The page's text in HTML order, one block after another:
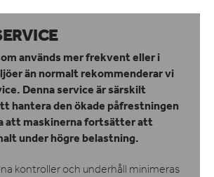
används mer frekvent eller i
än normalt rekommenderar vi
Denna service är särskilt
hantera den ökade påfrestningen
att maskinerna fortsätter att
under högre belastning.
kontroller och underhåll minimeras